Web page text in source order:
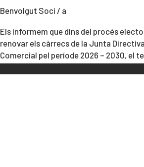
Benvolgut Soci / a
Els informem que dins del procés
renovar els càrrecs de la Junta
Comercial pel període 2026 – 2030, el
de candidatures va acabar el passat